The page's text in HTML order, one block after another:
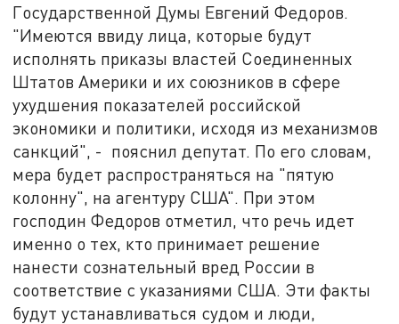
Государственной Думы Евгений Федоров.
"Имеются ввиду лица, которые будут
исполнять приказы властей Соединенных
Штатов Америки и их союзников в сфере
ухудшения показателей российской
экономики и политики, исходя из механизмов
санкций", - пояснил депутат. По его словам,
мера будет распространяться на "пятую
колонну", на агентуру США". При этом
господин Федоров отметил, что речь идет
именно о тех, кто принимает решение
нанести сознательный вред России в
соответствие с указаниями США. Эти факты
будут устанавливаться судом и люди,